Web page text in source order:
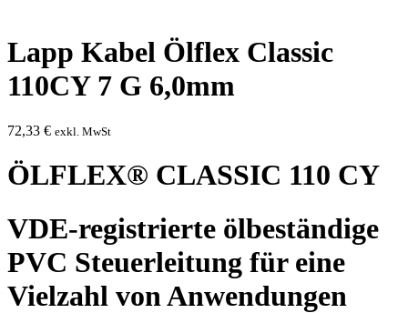
Lapp Kabel Ölflex Classic
110CY 7 G 6,0mm
72,33 € exkl. MwSt
ÖLFLEX® CLASSIC 110 CY
VDE-registrierte ölbeständige
PVC Steuerleitung für eine
Vielzahl von Anwendungen